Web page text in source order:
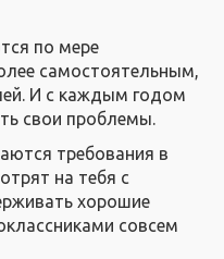
по мере
самостоятельным,
И с каждым годом
свои проблемы.
требования в
на тебя с
хорошие
совсем